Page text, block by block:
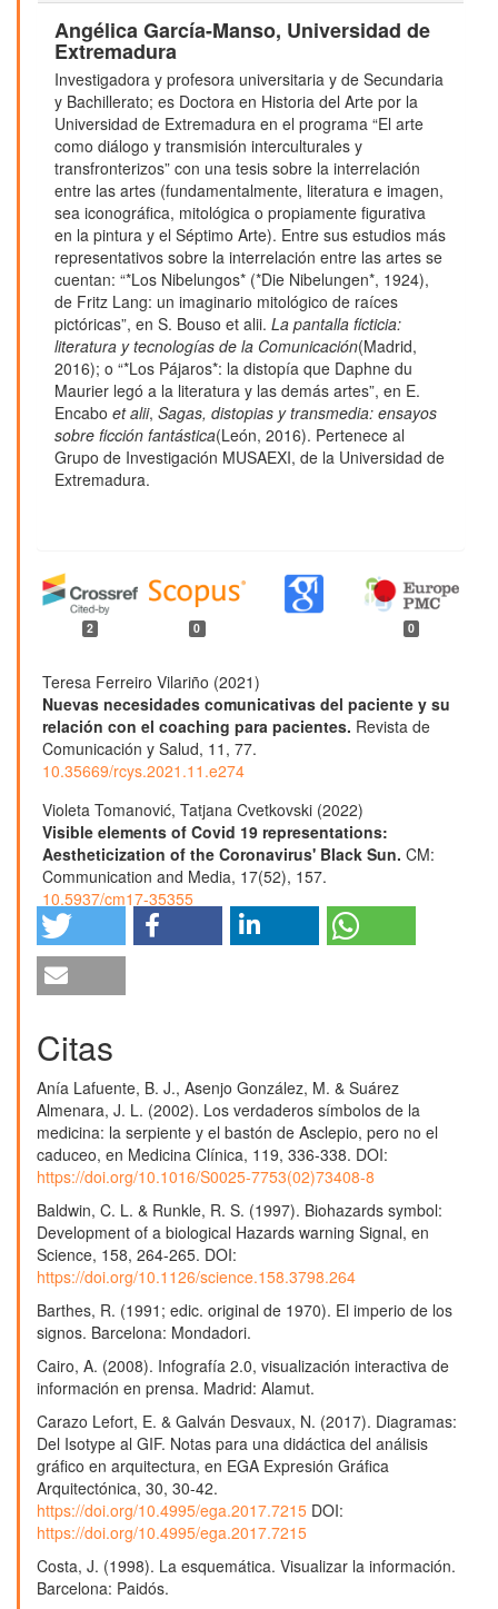
Angélica García-Manso, Universidad de
Extremadura
Investigadora y profesora universitaria y de Secundaria
y Bachillerato; es Doctora en Historia del Arte por la
Universidad de Extremadura en el programa “El arte
como diálogo y transmisión interculturales y
transfronterizos” con una tesis sobre la interrelación
entre las artes (fundamentalmente, literatura e imagen,
sea iconográfica, mitológica o propiamente figurativa
en la pintura y el Séptimo Arte). Entre sus estudios más
representativos sobre la interrelación entre las artes se
cuentan: “*Los Nibelungos* (*Die Nibelungen*, 1924),
de Fritz Lang: un imaginario mitológico de raíces
pictóricas”, en S. Bouso et alii. La pantalla ficticia:
literatura y tecnologías de la Comunicación(Madrid,
2016); o “*Los Pájaros*: la distopía que Daphne du
Maurier legó a la literatura y las demás artes”, en E.
Encabo et alii, Sagas, distopias y transmedia: ensayos
sobre ficción fantástica(León, 2016). Pertenece al
Grupo de Investigación MUSAEXI, de la Universidad de
Extremadura.
2 0 0
Teresa Ferreiro Vilariño (2021)
Nuevas necesidades comunicativas del paciente y su
relación con el coaching para pacientes. Revista de
Comunicación y Salud, 11 , 77.
10.35669/rcys.2021.11.e274
Violeta Tomanović, Tatjana Cvetkovski (2022)
Visible elements of Covid 19 representations:
Aestheticization of the Coronavirus' Black Sun. CM:
Communication and Media, 17(52), 157.
10.5937/cm17-35355
Citas
Anía Lafuente, B. J., Asenjo González, M. & Suárez
Almenara, J. L. (2002). Los verdaderos símbolos de la
medicina: la serpiente y el bastón de Asclepio, pero no el
caduceo, en Medicina Clínica, 119, 336-338. DOI:
https://doi.org/10.1016/S0025-7753(02)73408-8
Baldwin, C. L. & Runkle, R. S. (1997). Biohazards symbol:
Development of a biological Hazards warning Signal, en
Science, 158, 264-265. DOI:
https://doi.org/10.1126/science.158.3798.264
Barthes, R. (1991; edic. original de 1970). El imperio de los
signos. Barcelona: Mondadori.
Cairo, A. (2008). Infografía 2.0, visualización interactiva de
información en prensa. Madrid: Alamut.
Carazo Lefort, E. & Galván Desvaux, N. (2017). Diagramas:
Del Isotype al GIF. Notas para una didáctica del análisis
gráfico en arquitectura, en EGA Expresión Gráfica
Arquitectónica, 30, 30-42.
https://doi.org/10.4995/ega.2017.7215 DOI:
https://doi.org/10.4995/ega.2017.7215
Costa, J. (1998). La esquemática. Visualizar la información.
Barcelona: Paidós.